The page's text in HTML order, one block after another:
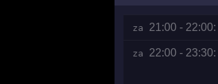
za 21:00 - 22:00:
za 22:00 - 23:30: